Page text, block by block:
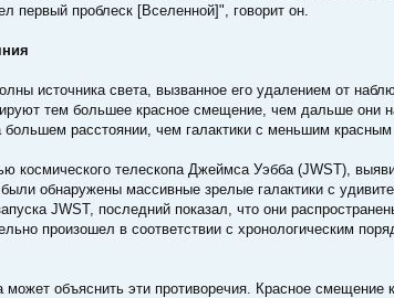
первый проблеск [Вселенной]", говорит он.
источника света, вызванное его удалением от
тем большее красное смещение, чем дальше они
расстоянии, чем галактики с меньшим
космического телескопа Джеймса Уэбба (JWST),
обнаружены массивные зрелые галактики с
JWST, последний показал, что они
произошел в соответствии с хронологическим
может объяснить эти противоречия. Красное смещение